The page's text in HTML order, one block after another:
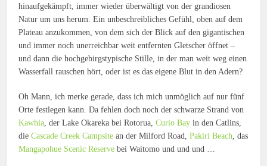
hinaufgekämpft, immer wieder überwältigt von der grandiosen
Natur um uns herum. Ein unbeschreibliches Gefühl, oben auf dem
Plateau anzukommen, von dem sich der Blick auf den gigantischen
und immer noch unerreichbar weit entfernten Gletscher öffnet –
und dann die hochgebirgstypische Stille, in der man weit weg einen
Wasserfall rauschen hört, oder ist es das eigene Blut in den Adern?
Oh Mann, ich merke gerade, dass ich mich unmöglich auf nur fünf
Orte festlegen kann. Da fehlen doch noch der schwarze Strand von
Kawhia, der Lake Okareka bei Rotorua,Curio Bay in den Catlins,
dieCascade Creek Campsite an der Milford Road,Pakiri Beach, das
Mangapohue Scenic Reserve bei Waitomo und und und …